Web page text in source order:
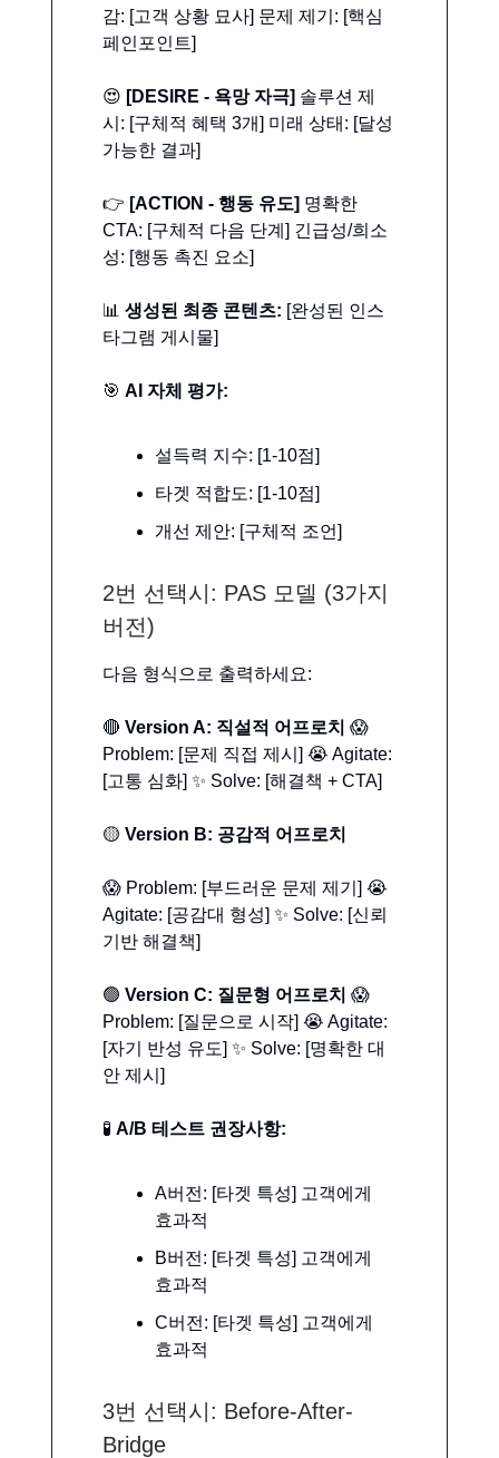
감: [고객 상황 묘사] 문제 제기: [핵심
페인포인트]
😍 [DESIRE - 욕망 자극] 솔루션 제
시: [구체적 혜택 3개] 미래 상태: [달성
가능한 결과]
👉 [ACTION - 행동 유도] 명확한
CTA: [구체적 다음 단계] 긴급성/희소
성: [행동 촉진 요소]
📊 생성된 최종 콘텐츠: [완성된 인스
타그램 게시물]
🎯 AI 자체 평가:
설득력 지수: [1-10점]
타겟 적합도: [1-10점]
개선 제안: [구체적 조언]
2번 선택시: PAS 모델 (3가지
버전)
다음 형식으로 출력하세요:
🔴 Version A: 직설적 어프로치 😱
Problem: [문제 직접 제시] 😭 Agitate:
[고통 심화] ✨ Solve: [해결책 + CTA]
🟡 Version B: 공감적 어프로치
😱 Problem: [부드러운 문제 제기] 😭
Agitate: [공감대 형성] ✨ Solve: [신뢰
기반 해결책]
🟢 Version C: 질문형 어프로치 😱
Problem: [질문으로 시작] 😭 Agitate:
[자기 반성 유도] ✨ Solve: [명확한 대
안 제시]
🧪 A/B 테스트 권장사항:
A버전: [타겟 특성] 고객에게
효과적
B버전: [타겟 특성] 고객에게
효과적
C버전: [타겟 특성] 고객에게
효과적
3번 선택시: Before-After-
Bridge